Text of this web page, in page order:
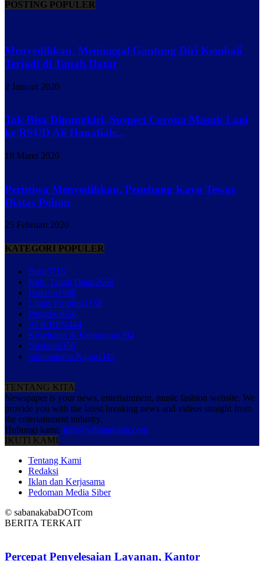
POSTING POPULER
Menyedihkan, Meninggal Gantung Diri Kembali
Terjadi di Tanah Datar
2 Januari 2020
Tak Bisa Dipungkiri, Suspect Corona Masuk Lagi
ke RSUD Ali Hanafiah...
18 Maret 2020
Peristiwa Menyedihkan, Penebang Kayu Tewas
Diatas Pohon
25 Februari 2020
KATEGORI POPULER
Baru5716
Kab. Tanah Datar2668
Hukrim1980
Lintas Propinsi1158
Peristiwa656
ATR/BPN444
Kesehatan & Kebugaran394
Nasional358
Sabanakaba Nagari345
TENTANG KITA
Newspaper is your news, entertainment, music fashion website. We
provide you with the latest breaking news and videos straight from
the entertainment industry.
Hubungi kami: info@sabanakaba.com
IKUTI KAMI
Tentang Kami
Redaksi
Iklan dan Kerjasama
Pedoman Media Siber
© sabanakabaDOTcom
BERITA TERKAIT
Percepat Penyelesaian Layanan, Kantor